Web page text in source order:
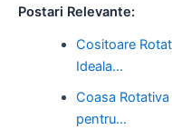
Postari Relevante:
Cositoare
Ideala…
Coasa
pentru…